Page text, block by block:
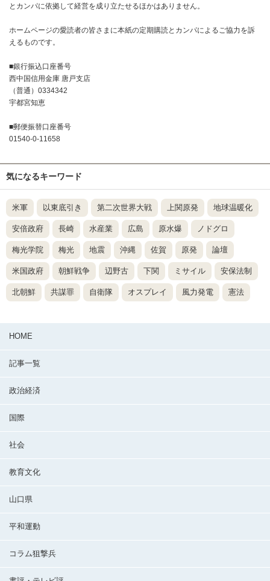
とカンパに依拠して経営を成り立たせるほかはありません。
ホームページの愛読者の皆さまに本紙の定期購読とカンパによるご協力を訴
えるものです。
■銀行振込口座番号
西中国信用金庫 唐戸支店
（普通）0334342
宇都宮知恵
■郵便振替口座番号
01540-0-11658
気になるキーワード
米軍 以東底引き 第二次世界大戦 上関原発 地球温暖化
安倍政府 長崎 水産業 広島 原水爆 ノドグロ
梅光学院 梅光 地震 沖縄 佐賀 原発 論壇
米国政府 朝鮮戦争 辺野古 下関 ミサイル 安保法制
北朝鮮 共謀罪 自衛隊 オスプレイ 風力発電 憲法
HOME
記事一覧
政治経済
国際
社会
教育文化
山口県
平和運動
コラム狙撃兵